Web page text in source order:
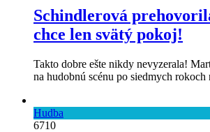
Schindlerová
chce len svätý pokoj!
Takto dobre ešte nikdy nevyzerala!
na hudobnú scénu po siedmych rokoch
Hudba
6710